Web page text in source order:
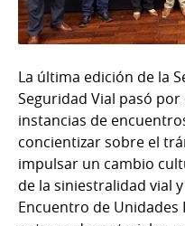
La última edición de la
Seguridad Vial pasó
instancias de
concientizar sobre el
impulsar un cambio
de la siniestralidad vial
Encuentro de Unidades